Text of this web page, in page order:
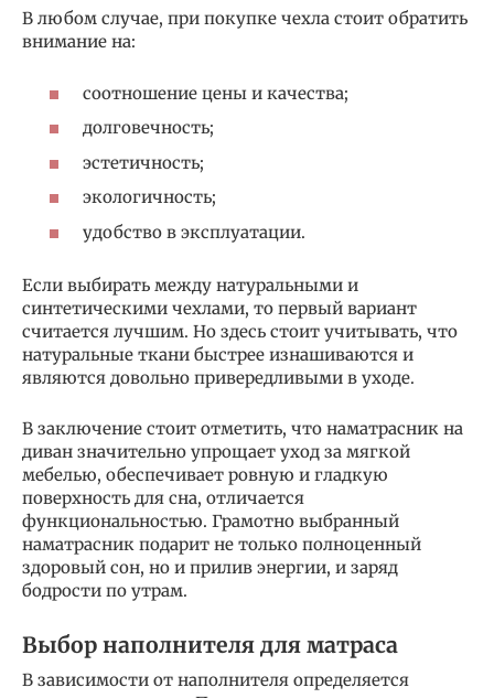
В любом случае, при покупке чехла стоит обратить
внимание на:
соотношение цены и качества;
долговечность;
эстетичность;
экологичность;
удобство в эксплуатации.
Если выбирать между натуральными и
синтетическими чехлами, то первый вариант
считается лучшим. Но здесь стоит учитывать, что
натуральные ткани быстрее изнашиваются и
являются довольно привередливыми в уходе.
В заключение стоит отметить, что наматрасник на
диван значительно упрощает уход за мягкой
мебелью, обеспечивает ровную и гладкую
поверхность для сна, отличается
функциональностью. Грамотно выбранный
наматрасник подарит не только полноценный
здоровый сон, но и прилив энергии, и заряд
бодрости по утрам.
Выбор наполнителя для матраса
В зависимости от наполнителя определяется